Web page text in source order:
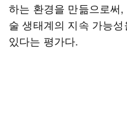
하는 환경을 만듦으로써
술 생태계의 지속 가능
있다는 평가다.